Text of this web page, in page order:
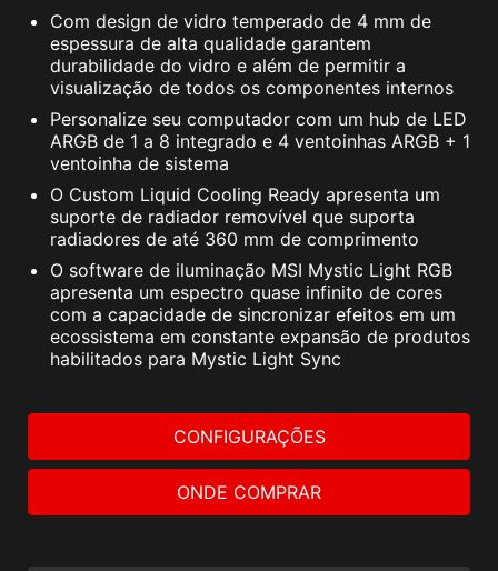
Com design de vidro temperado de 4 mm de
espessura de alta qualidade garantem
durabilidade do vidro e além de permitir a
visualização de todos os componentes internos
Personalize seu computador com um hub de LED
ARGB de 1 a 8 integrado e 4 ventoinhas ARGB + 1
ventoinha de sistema
O Custom Liquid Cooling Ready apresenta um
suporte de radiador removível que suporta
radiadores de até 360 mm de comprimento
O software de iluminação MSI Mystic Light RGB
apresenta um espectro quase infinito de cores
com a capacidade de sincronizar efeitos em um
ecossistema em constante expansão de produtos
habilitados para Mystic Light Sync
CONFIGURAÇÕES
ONDE COMPRAR